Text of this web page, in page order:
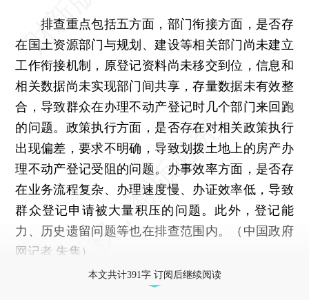
排查重点包括五方面，部门衔接方面，是否存
在国土资源部门与规划、建设等相关部门尚未建立
工作衔接机制，原登记资料尚未移交到位，信息和
相关数据尚未实现部门间共享，存量数据未有效整
合，导致群众在办理不动产登记时几个部门来回跑
的问题。政策执行方面，是否存在对相关政策执行
出现偏差，要求不明确，导致划拨土地上的房产办
理不动产登记受阻的问题。办事效率方面，是否存
在业务流程复杂、办理速度慢、办证效率低，导致
群众登记申请被大量积压的问题。此外，登记能
力、历史遗留问题等也在排查范围内。（中国政府
网记者 朱隽）
本文共计391字 订阅后继续阅读